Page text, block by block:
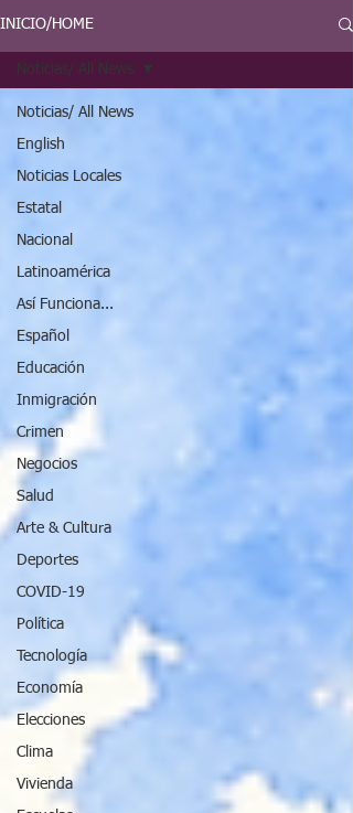
INICIO/HOME
Noticias/ All News
English
Noticias Locales
Estatal
Nacional
Latinoamérica
Así Funciona...
Español
Educación
Inmigración
Crimen
Negocios
Salud
Arte & Cultura
Deportes
COVID-19
Política
Tecnología
Economía
Elecciones
Clima
Vivienda
Noticias/ All News